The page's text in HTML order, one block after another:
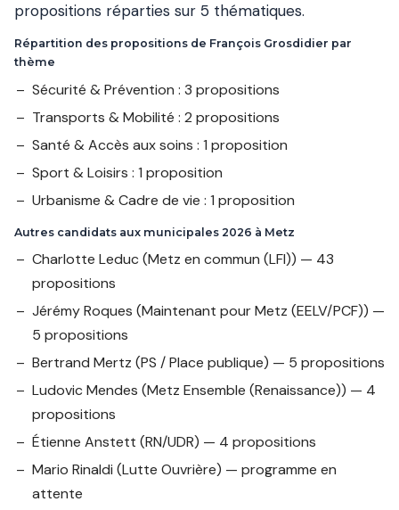
propositions réparties sur 5 thématiques.
Répartition des propositions de François Grosdidier par
thème
Sécurité & Prévention : 3 propositions
Transports & Mobilité : 2 propositions
Santé & Accès aux soins : 1 proposition
Sport & Loisirs : 1 proposition
Urbanisme & Cadre de vie : 1 proposition
Autres candidats aux municipales 2026 à Metz
Charlotte Leduc(Metz en commun (LFI)) — 43
propositions
Jérémy Roques (Maintenant pour Metz (EELV/PCF)) —
5 propositions
Bertrand Mertz (PS / Place publique) — 5 propositions
Ludovic Mendes (Metz Ensemble (Renaissance)) — 4
propositions
Étienne Anstett (RN/UDR) — 4 propositions
Mario Rinaldi (Lutte Ouvrière) — programme en
attente